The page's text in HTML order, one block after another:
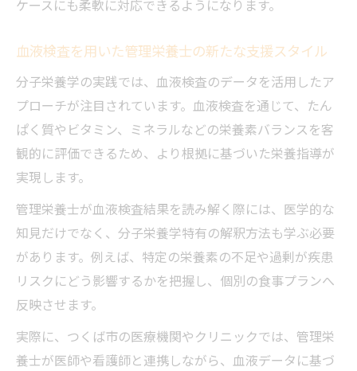
オーソモレキュラーで管理栄養士の職域を
広げる方法
管理栄養士の転職で分子栄養学が役立つ場
面
管理栄養士と分子栄養学の組み合わせが生
む強み
つくば市近郊で管理栄養士資格取得を目指すコ
ツ
管理栄養士資格取得を目指す通学負担の少
ない選択
つくば市で管理栄養士を取得するための学
習計画
管理栄養士合格率と分子栄養学の学び方の
ケースにも柔軟に対応できるようになります。
血液検査を用いた管理栄養士の新たな支援スタイル
分子栄養学の実践では、血液検査のデータを活用したア
プローチが注目されています。血液検査を通じて、たん
ぱく質やビタミン、ミネラルなどの栄養素バランスを客
観的に評価できるため、より根拠に基づいた栄養指導が
実現します。
管理栄養士が血液検査結果を読み解く際には、医学的な
知見だけでなく、分子栄養学特有の解釈方法も学ぶ必要
があります。例えば、特定の栄養素の不足や過剰が疾患
リスクにどう影響するかを把握し、個別の食事プランへ
反映させます。
実際に、つくば市の医療機関やクリニックでは、管理栄
養士が医師や看護師と連携しながら、血液データに基づ